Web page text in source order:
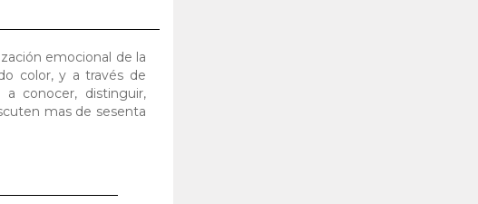
emocional de la
color, y a través de
conocer, distinguir,
mas de sesenta